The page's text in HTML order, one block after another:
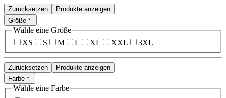
Zurücksetzen
Produkte anzeigen
Größe
Wähle eine Größe
XS
S M L XL XXL 3XL
Zurücksetzen
Produkte anzeigen
Farbe
Wähle eine Farbe